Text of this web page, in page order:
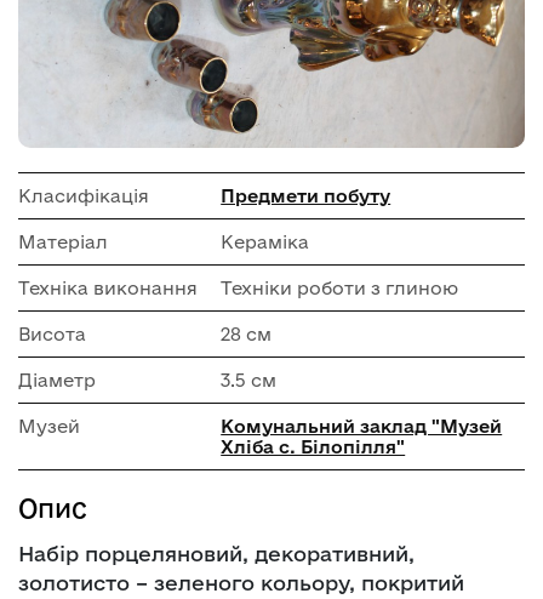
Класифікація Предмети побуту
Матеріал Кераміка
Техніка виконання Техніки роботи з глиною
Висота 28 см
Діаметр 3.5 см
Музей
Комунальний заклад "Музей
Хліба с. Білопілля"
Опис
Набір порцеляновий, декоративний,
золотисто – зеленого кольору, покритий